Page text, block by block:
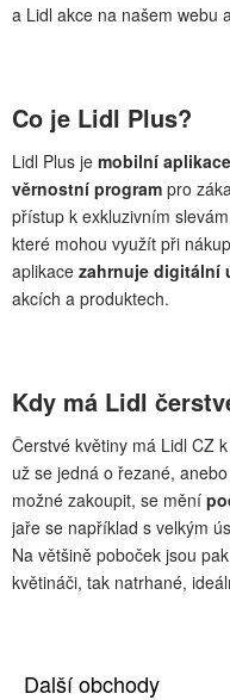
a Lidl akce na našem webu
Co je Lidl Plus?
Lidl Plus je mobilní aplikace
věrnostní program pro
přístup k exkluzivním
které mohou využít při
aplikace zahrnuje digitální
akcích a produktech.
Kdy má Lidl
Čerstvé květiny má Lidl CZ
už se jedná o řezané,
možné zakoupit, se mění
jaře se například s velkým
Na většině poboček jsou pak
květináči, tak natrhané,
Další obchody